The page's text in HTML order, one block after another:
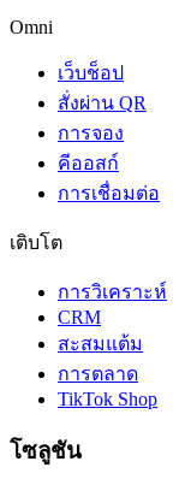
Omni
เว็บช็อป
สั่งผ่าน QR
การจอง
คีออสก์
การเชื่อมต่อ
เติบโต
การวิเคราะห์
CRM
สะสมแต้ม
การตลาด
TikTok Shop
โซลูชัน